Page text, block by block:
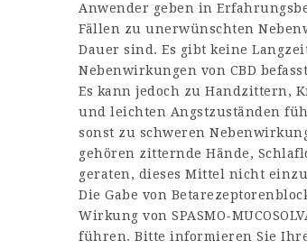
Anwender geben in
Fällen zu unerwünschten
Dauer sind. Es gibt keine
Nebenwirkungen von CBD
Es kann jedoch zu Handzittern,
und leichten Angstzuständen
sonst zu schweren
gehören zitternde Hände,
geraten, dieses Mittel nicht
Die Gabe von
Wirkung von SPASMO-
führen. Bitte informieren Sie